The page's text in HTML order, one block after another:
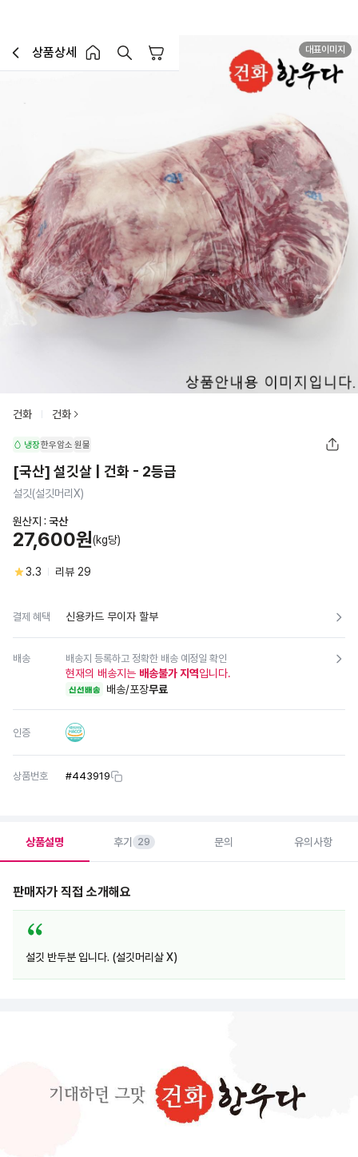
이전페이지로 이동
상품상세
홈 버튼홈 장바구니
대표이미지
건화 건화
냉장한우암소 원물
[국산] 설깃살 | 건화 - 2등급
설깃(설깃머리X)
원산지 : 국산
27,600원(kg당)
3.3 리뷰 29
결제 혜택 신용카드 무이자 할부
배송 배송지 등록하고 정확한 배송 예정일 확인
현재의 배송지는 배송불가 지역입니다.
신선배송 배송/포장무료
인증
상품번호 #443919
상품설명 후기 29 문의 유의사항
판매자가 직접 소개해요
설깃 반두분 입니다. (설깃머리살 X)